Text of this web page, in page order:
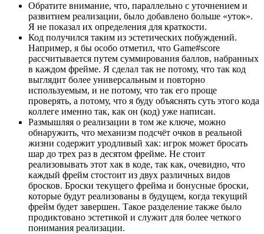
Обратите внимание, что, параллельно с уточнением и
развитием реализации, было добавлено больше «уток».
Я не показал их определения для краткости.
Код получился таким из эстетических побуждений.
Например, я бы особо отметил, что Game#score
рассчитывается путем суммирования баллов, набранных
в каждом фрейме. Я сделал так не потому, что так код
выглядит более универсальным и повторно
используемым, и не потому, что так его проще
проверять, а потому, что я буду объяснять суть этого кода
коллеге именно так, как он (код) уже написан.
Размышляя о реализации в том же ключе, можно
обнаружить, что механизм подсчёт очков в реальной
жизни содержит уродливый хак: игрок может бросать
шар до трех раз в десятом фрейме. Не стоит
реализовывать этот хак в коде, так как, очевидно, что
каждый фрейм стостоит из двух различных видов
бросков. Броски текущего фрейма и бонусные броски,
которые будут реализованы в будущем, когда текущий
фрейм будет завершен. Такое разделение также было
продиктовано эстетикой и служит для более четкого
понимания реализации.